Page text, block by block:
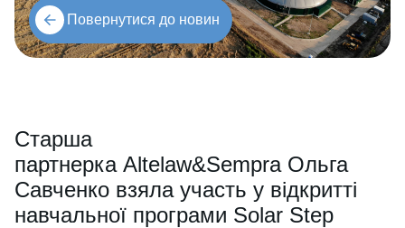
Повернутися до новин
Старша
партнерка Altelaw&Sempra Ольга
Савченко взяла участь у відкритті
навчальної програми Solar Step